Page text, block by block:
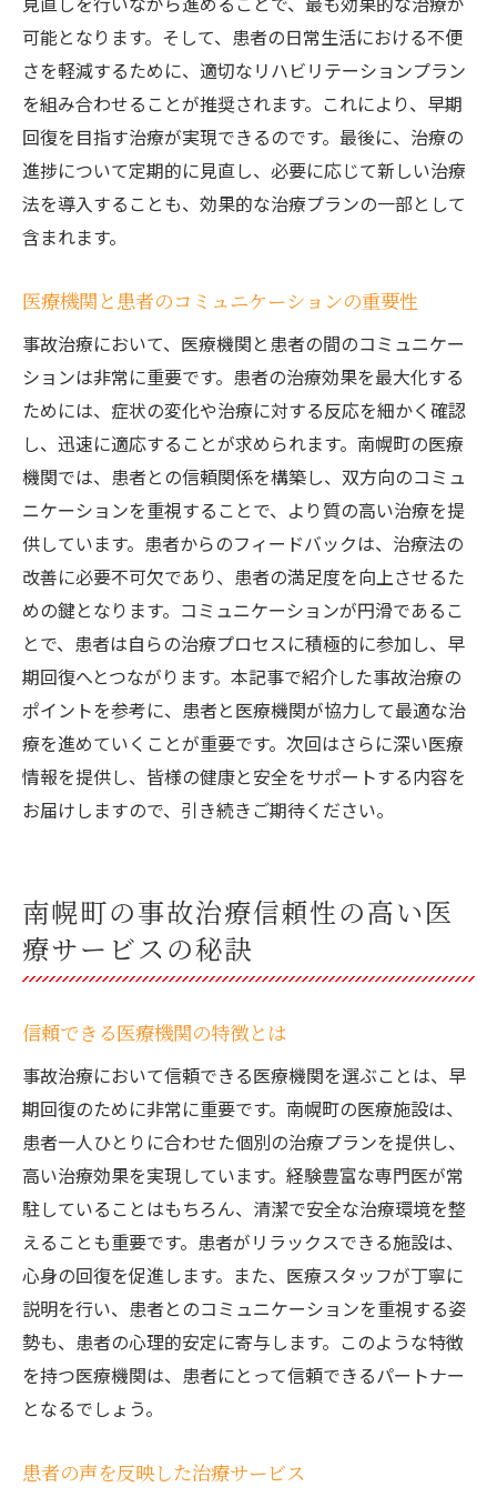
可能となります。そして、患者の日常生活における不便
さを軽減するために、適切なリハビリテーションプラン
を組み合わせることが推奨されます。これにより、早期
回復を目指す治療が実現できるのです。最後に、治療の
進捗について定期的に見直し、必要に応じて新しい治療
法を導入することも、効果的な治療プランの一部として
含まれます。
医療機関と患者のコミュニケーションの重要性
事故治療において、医療機関と患者の間のコミュニケー
ションは非常に重要です。患者の治療効果を最大化する
ためには、症状の変化や治療に対する反応を細かく確認
し、迅速に適応することが求められます。南幌町の医療
機関では、患者との信頼関係を構築し、双方向のコミュ
ニケーションを重視することで、より質の高い治療を提
供しています。患者からのフィードバックは、治療法の
改善に必要不可欠であり、患者の満足度を向上させるた
めの鍵となります。コミュニケーションが円滑であるこ
とで、患者は自らの治療プロセスに積極的に参加し、早
期回復へとつながります。本記事で紹介した事故治療の
ポイントを参考に、患者と医療機関が協力して最適な治
療を進めていくことが重要です。次回はさらに深い医療
情報を提供し、皆様の健康と安全をサポートする内容を
お届けしますので、引き続きご期待ください。
南幌町の事故治療信頼性の高い医
療サービスの秘訣
信頼できる医療機関の特徴とは
事故治療において信頼できる医療機関を選ぶことは、早
期回復のために非常に重要です。南幌町の医療施設は、
患者一人ひとりに合わせた個別の治療プランを提供し、
高い治療効果を実現しています。経験豊富な専門医が常
駐していることはもちろん、清潔で安全な治療環境を整
えることも重要です。患者がリラックスできる施設は、
心身の回復を促進します。また、医療スタッフが丁寧に
説明を行い、患者とのコミュニケーションを重視する姿
勢も、患者の心理的安定に寄与します。このような特徴
を持つ医療機関は、患者にとって信頼できるパートナー
となるでしょう。
患者の声を反映した治療サービス